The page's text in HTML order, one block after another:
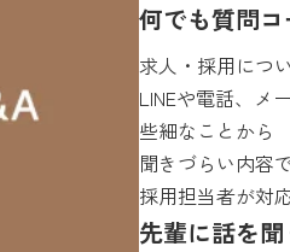
何でも質問
求人・採用につ
LINEや電話、メ
些細なことから
聞きづらい内容
採用担当者が対
先輩に話を聞